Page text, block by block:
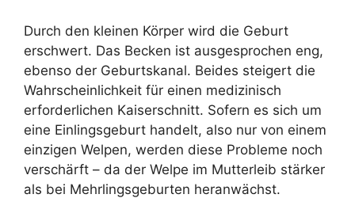
Durch den kleinen Körper wird die Geburt
erschwert. Das Becken ist ausgesprochen eng,
ebenso der Geburtskanal. Beides steigert die
Wahrscheinlichkeit für einen medizinisch
erforderlichen Kaiserschnitt. Sofern es sich um
eine Einlingsgeburt handelt, also nur von einem
einzigen Welpen, werden diese Probleme noch
verschärft – da der Welpe im Mutterleib stärker
als bei Mehrlingsgeburten heranwächst.